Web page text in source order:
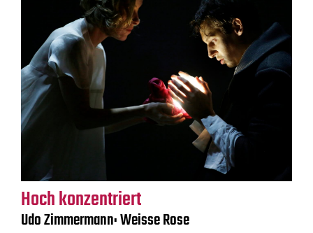
Hoch konzentriert
Udo Zimmermann: Weisse Rose